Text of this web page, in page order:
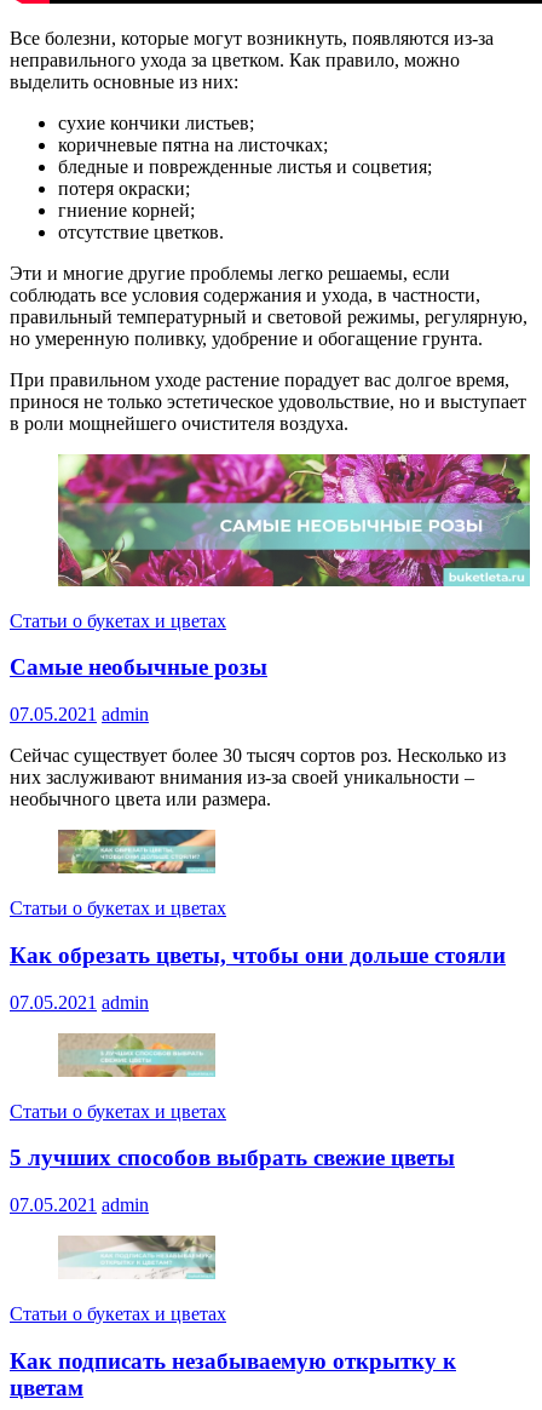
Все болезни, которые могут возникнуть, появляются из-за
неправильного ухода за цветком. Как правило, можно
выделить основные из них:
сухие кончики листьев;
коричневые пятна на листочках;
бледные и поврежденные листья и соцветия;
потеря окраски;
гниение корней;
отсутствие цветков.
Эти и многие другие проблемы легко решаемы, если
соблюдать все условия содержания и ухода, в частности,
правильный температурный и световой режимы, регулярную,
но умеренную поливку, удобрение и обогащение грунта.
При правильном уходе растение порадует вас долгое время,
принося не только эстетическое удовольствие, но и выступает
в роли мощнейшего очистителя воздуха.
Статьи о букетах и цветах
Самые необычные розы
07.05.2021 admin
Сейчас существует более 30 тысяч сортов роз. Несколько из
них заслуживают внимания из-за своей уникальности –
необычного цвета или размера.
Статьи о букетах и цветах
Как обрезать цветы, чтобы они дольше стояли
07.05.2021 admin
Статьи о букетах и цветах
5 лучших способов выбрать свежие цветы
07.05.2021 admin
Статьи о букетах и цветах
Как подписать незабываемую открытку к
цветам